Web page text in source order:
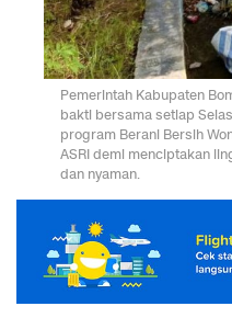
Pemerintah Kabupaten
bakti bersama setiap
program Berani Bersih
ASRI demi menciptakan
dan nyaman.